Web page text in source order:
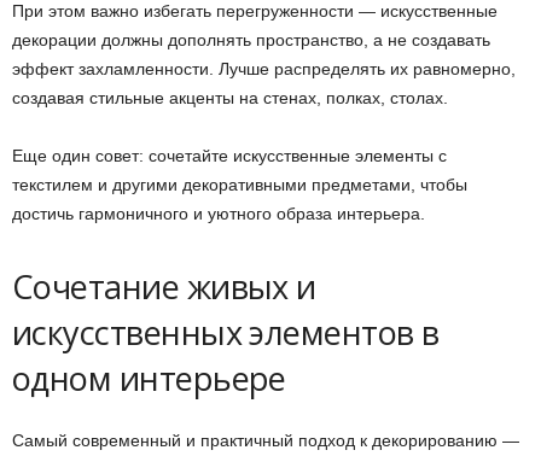
При этом важно избегать перегруженности — искусственные
декорации должны дополнять пространство, а не создавать
эффект захламленности. Лучше распределять их равномерно,
создавая стильные акценты на стенах, полках, столах.
Еще один совет: сочетайте искусственные элементы с
текстилем и другими декоративными предметами, чтобы
достичь гармоничного и уютного образа интерьера.
Сочетание живых и
искусственных элементов в
одном интерьере
Самый современный и практичный подход к декорированию —